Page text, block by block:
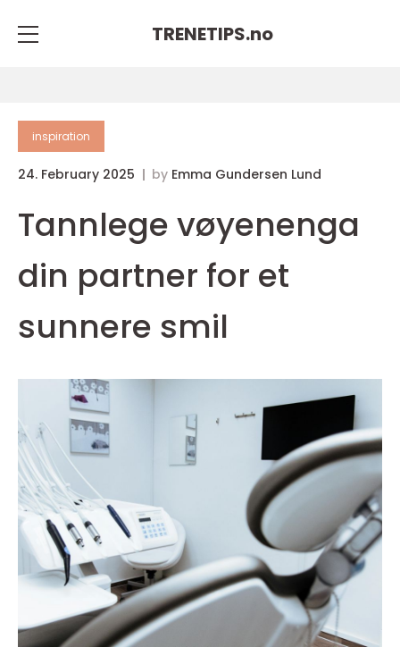
TRENETIPS.no
inspiration
24. February 2025 by Emma Gundersen Lund
Tannlege vøyenenga
din partner for et
sunnere smil